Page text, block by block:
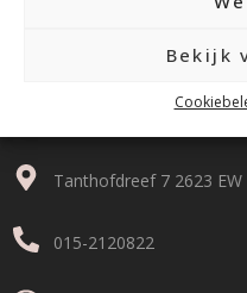
Bekijk
Tanthofdreef 7 2623
015-2120822